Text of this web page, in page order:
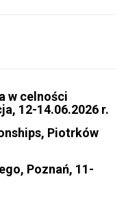
w celności
12-14.06.2026 r.
Piotrków
Poznań, 11-